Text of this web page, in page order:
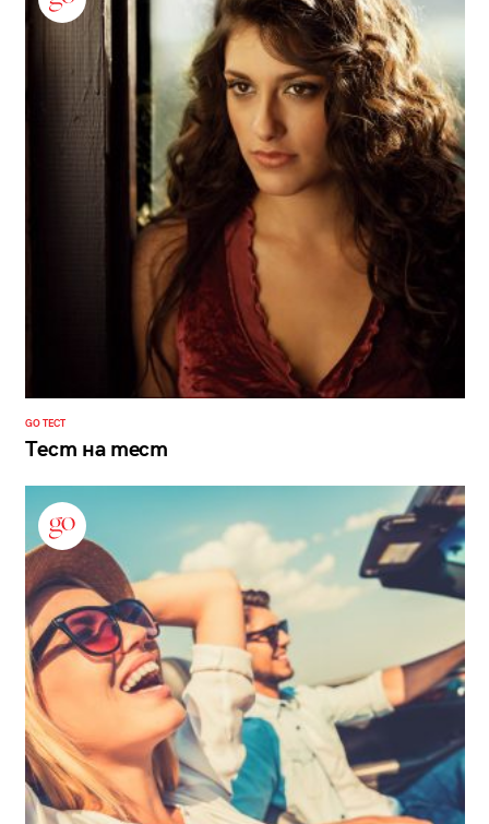
GO ТЕСТ
Тест на тест